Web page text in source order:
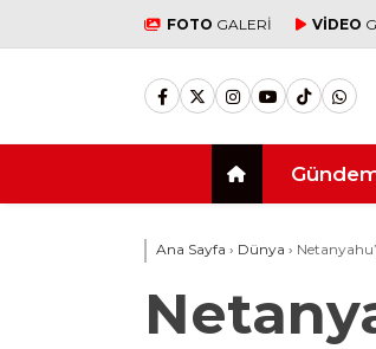
FOTO GALERİ VİDEO
Ana Sayfa › Dünya ›